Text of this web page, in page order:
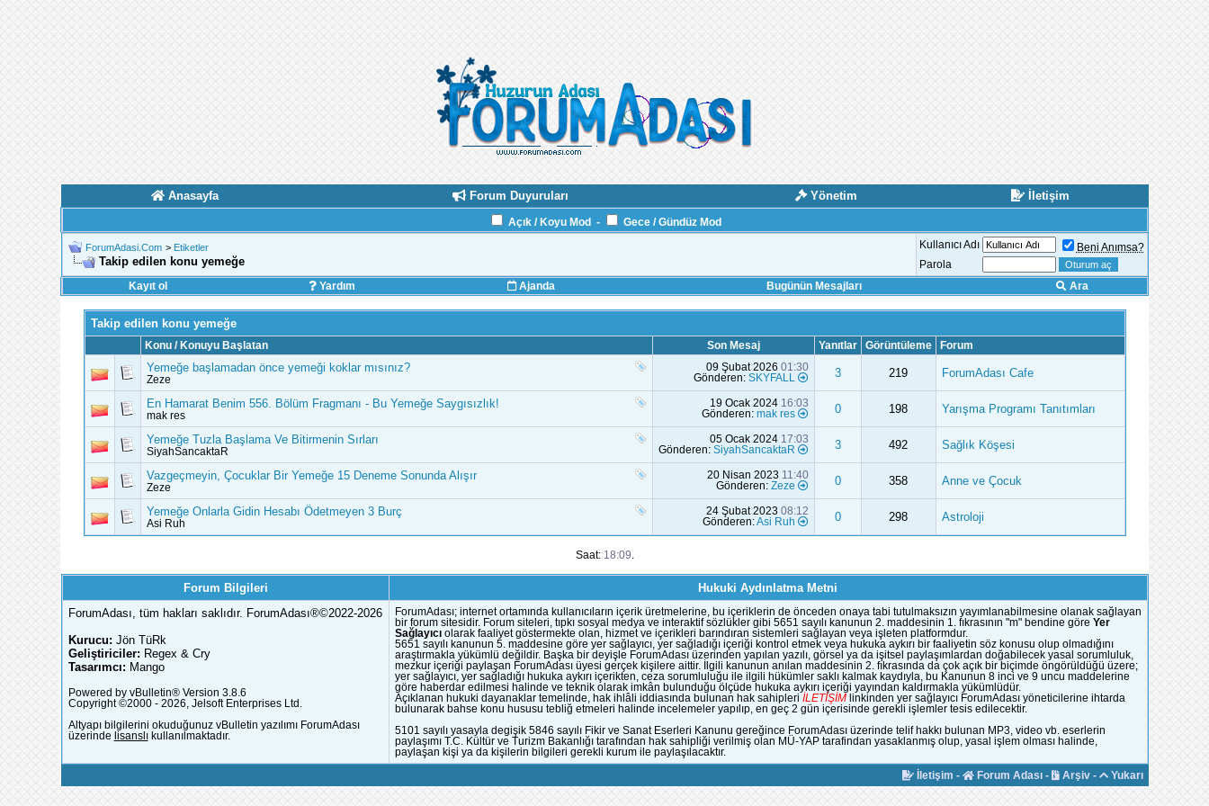
Anasayfa Forum Duyuruları Yönetim İletişim
Açık / Koyu Mod - Gece / Gündüz Mod
ForumAdasi.Com > Etiketler
Takip edilen konu yemeğe
Kullanıcı Adı
Beni Anımsa?
Parola
Kayıt ol
Yardım Ajanda Bugünün Mesajları Ara
Takip edilen konu yemeğe
Konu / Konuyu Başlatan Son Mesaj Yanıtlar Görüntüleme Forum
Yemeğe başlamadan önce yemeği koklar mısınız?
Zeze
09 Şubat 2026 01:30
Gönderen: SKYFALL 3 219 ForumAdası Cafe
En Hamarat Benim 556. Bölüm Fragmanı - Bu Yemeğe Saygısızlık!
mak res
19 Ocak 2024 16:03
Gönderen: mak res 0 198 Yarışma Programı Tanıtımları
Yemeğe Tuzla Başlama Ve Bitirmenin Sırları
SiyahSancaktaR
05 Ocak 2024 17:03
Gönderen: SiyahSancaktaR 3 492 Sağlık Köşesi
Vazgeçmeyin, Çocuklar Bir Yemeğe 15 Deneme Sonunda Alışır
Zeze
20 Nisan 2023 11:40
Gönderen: Zeze 0 358 Anne ve Çocuk
Yemeğe Onlarla Gidin Hesabı Ödetmeyen 3 Burç
Asi Ruh
24 Şubat 2023 08:12
Gönderen:Asi Ruh 0 298 Astroloji
Saat: 18:09
Forum Bilgileri
Hukuki Aydınlatma Metni
ForumAdası, tüm hakları saklıdır. ForumAdası®©2022-2026
Kurucu: Jön TüRk
Geliştiriciler: Regex & Cry
Tasarımcı: Mango
Powered by vBulletin® Version 3.8.6
Copyright ©2000 - 2026, Jelsoft Enterprises Ltd.
Altyapı bilgilerini okuduğunuz vBulletin yazılımı ForumAdası
üzerinde lisanslıkullanılmaktadır.
ForumAdası; internet ortamında kullanıcıların içerik üretmelerine, bu içeriklerin de önceden onaya tabi tutulmaksızın yayımlanabilmesine olanak sağlayan
bir forum sitesidir. Forum siteleri, tıpkı sosyal medya ve interaktif sözlükler gibi 5651 sayılı kanunun 2. maddesinin 1. fıkrasının "m" bendine göre Yer
Sağlayıcıolarak faaliyet göstermekte olan, hizmet ve içerikleri barındıran sistemleri sağlayan veya işleten platformdur.
5651 sayılı kanunun 5. maddesine göre yer sağlayıcı, yer sağladığı içeriği kontrol etmek veya hukuka aykırı bir faaliyetin söz konusu olup olmadığını
araştırmakla yükümlü değildir. Başka bir deyişle ForumAdası üzerinden yapılan yazılı, görsel ya da işitsel paylaşımlardan doğabilecek yasal sorumluluk,
mezkur içeriği paylaşan ForumAdası üyesi gerçek kişilere aittir. İlgili kanunun anılan maddesinin 2. fıkrasında da çok açık bir biçimde öngörüldüğü üzere;
yer sağlayıcı, yer sağladığı hukuka aykırı içerikten, ceza sorumluluğu ile ilgili hükümler saklı kalmak kaydıyla, bu Kanunun 8 inci ve 9 uncu maddelerine
göre haberdar edilmesi halinde ve teknik olarak imkân bulunduğu ölçüde hukuka aykırı içeriği yayından kaldırmakla yükümlüdür.
Açıklanan hukuki dayanaklar temelinde, hak ihlâli iddiasında bulunan hak sahipleri İLETİŞİMlinkinden yer sağlayıcı ForumAdası yöneticilerine ihtarda
bulunarak bahse konu hususu tebliğ etmeleri halinde incelemeler yapılıp, en geç 2 gün içerisinde gerekli işlemler tesis edilecektir.
5101 sayılı yasayla degişik 5846 sayılı Fikir ve Sanat Eserleri Kanunu gereğince ForumAdası üzerinde telif hakkı bulunan MP3, video vb. eserlerin
paylaşımı T.C. Kültür ve Turizm Bakanlığı tarafından hak sahipliği verilmiş olan MÜ-YAP tarafindan yasaklanmış olup, yasal işlem olması halinde,
paylaşan kişi ya da kişilerin bilgileri gerekli kurum ile paylaşılacaktır.
İletişim - Forum Adası- Arşiv- Yukarı